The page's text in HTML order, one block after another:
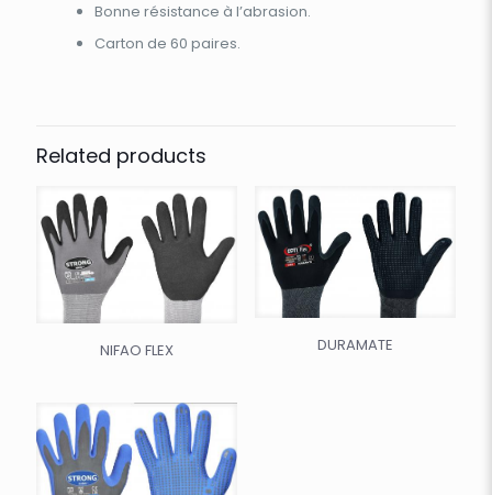
Bonne résistance à l’abrasion.
Carton de 60 paires.
Related products
NIFAO FLEX DURAMATE